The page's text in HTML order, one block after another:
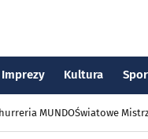
Imprezy Kultura
MUNDOŚwiatowe